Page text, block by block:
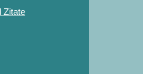
Zitate